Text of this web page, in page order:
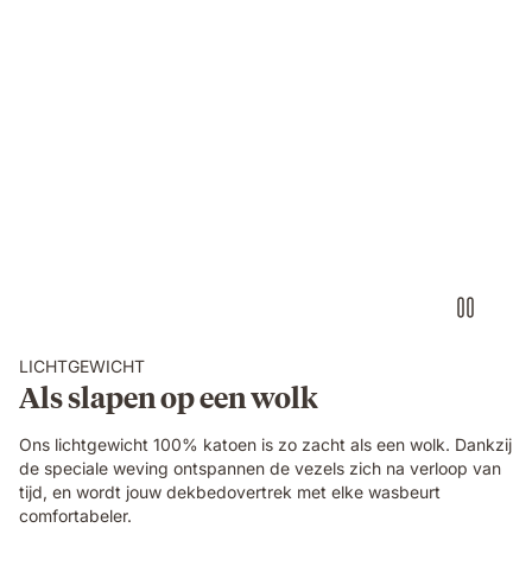
LICHTGEWICHT
Als slapen op een wolk
Ons lichtgewicht 100% katoen is zo zacht als een wolk. Dankzij
de speciale weving ontspannen de vezels zich na verloop van
tijd, en wordt jouw dekbedovertrek met elke wasbeurt
comfortabeler.